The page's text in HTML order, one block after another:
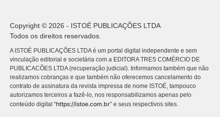
Copyright © 2026 - ISTOÉ PUBLICAÇÕES LTDA
Todos os direitos reservados.
A ISTOÉ PUBLICAÇÕES LTDA é um portal digital independente e sem
vinculação editorial e societária com a EDITORA TRES COMÉRCIO DE
PUBLICACÕES LTDA (recuperação judicial). Informamos também que não
realizamos cobranças e que também não oferecemos cancelamento do
contrato de assinatura da revista impressa de nome ISTOÉ, tampouco
autorizamos terceiros a fazê-lo, nos responsabilizamos apenas pelo
conteúdo digital “https://istoe.com.br” e seus respectivos sites.